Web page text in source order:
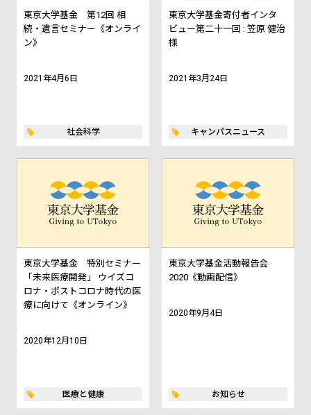
東京大学基金 第12回 相
続・遺言セミナー《オンライ
ン》
2021年4月6日
社会科学
東京大学基金寄付者インタ
ビュー第二十一回 : 笠原 健治
様
2021年3月24日
キャンパスニュース
東京大学基金 特別セミナー
「未来医療開発」 ウイズコ
ロナ・ポストコロナ時代の医
療に向けて《オンライン》
2020年12月10日
医療と健康
東京大学基金活動報告会
2020《動画配信》
2020年9月4日
お知らせ